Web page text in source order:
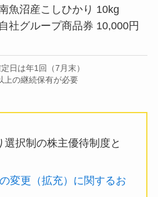
魚沼産こしひかり 10kg
社グループ商品券 10,000円
日は年1回（7月末）
上の継続保有が必要
選択制の株主優待制度と
変更（拡充）に関するお